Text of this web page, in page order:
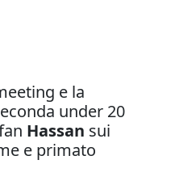
e la
under 20
Hassan sui
e primato